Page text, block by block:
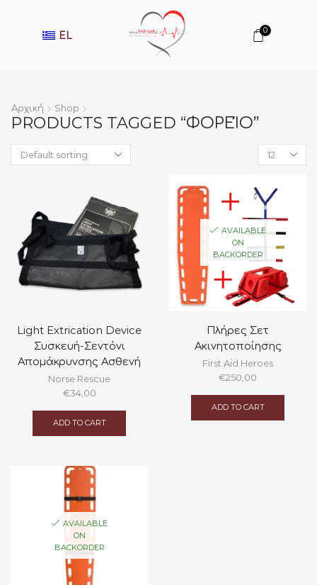
EL 0
Αρχική Shop
PRODUCTS TAGGED “ΦΟΡΕΊΟ”
Products
per
Light Extrication Device
Συσκευή-Σεντόνι
Απομάκρυνσης Ασθενή
Norse Rescue
€34,00
ADD TO CART
AVAILABLE
ON
BACKORDER
Πλήρες Σετ
Ακινητοποίησης
First Aid Heroes
€250,00
ADD TO CART
AVAILABLE
ON
BACKORDER